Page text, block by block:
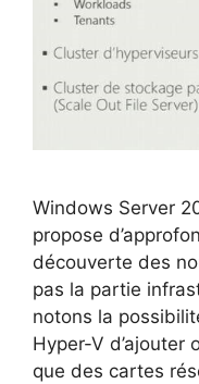
Windows Server
propose
découverte des
pas la partie
notons la
Hyper-V d’ajouter
que des cartes